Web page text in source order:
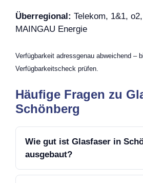
Überregional: Telekom, 1&1,
MAINGAU Energie
Verfügbarkeit adressgenau abweichend –
Verfügbarkeitscheck prüfen.
Häufige Fragen zu
Schönberg
Wie gut ist Glasfaser in
ausgebaut?